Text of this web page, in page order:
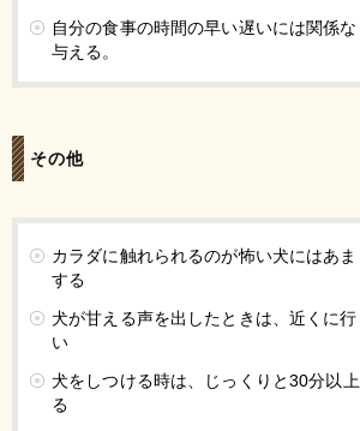
自分の食事の時間の早い遅いには関係
与える。
その他
カラダに触れられるのが怖い犬にはあ
する
犬が甘える声を出したときは、近くに
い
犬をしつける時は、じっくりと30分以
る